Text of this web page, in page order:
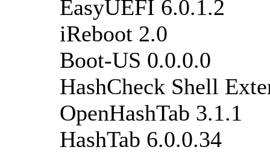
EasyUEFI 6.0.1.2
iReboot 2.0
Boot-US 0.0.0.0
HashCheck Shell
OpenHashTab 3.1.1
HashTab 6.0.0.34